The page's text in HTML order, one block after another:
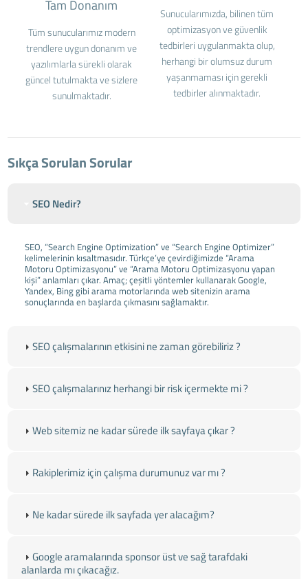
Tam Donanım
Tüm sunucularımız modern
trendlere uygun donanım ve
yazılımlarla sürekli olarak
güncel tutulmakta ve sizlere
sunulmaktadır.
Sunucularımızda, bilinen tüm
optimizasyon ve güvenlik
tedbirleri uygulanmakta olup,
herhangi bir olumsuz durum
yaşanmaması için gerekli
tedbirler alınmaktadır.
Sıkça Sorulan Sorular
SEO Nedir?
SEO, “Search Engine Optimization” ve “Search Engine Optimizer”
kelimelerinin kısaltmasıdır. Türkçe’ye çevirdiğimizde “Arama
Motoru Optimizasyonu” ve “Arama Motoru Optimizasyonu yapan
kişi” anlamları çıkar. Amaç; çeşitli yöntemler kullanarak Google,
Yandex, Bing gibi arama motorlarında web sitenizin arama
sonuçlarında en başlarda çıkmasını sağlamaktır.
SEO çalışmalarının etkisini ne zaman görebiliriz ?
SEO çalışmalarınız herhangi bir risk içermekte mi ?
Web sitemiz ne kadar sürede ilk sayfaya çıkar ?
Rakiplerimiz için çalışma durumunuz var mı ?
Ne kadar sürede ilk sayfada yer alacağım?
Google aramalarında sponsor üst ve sağ tarafdaki
alanlarda mı çıkacağız.